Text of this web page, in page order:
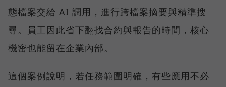
態檔案交給 AI 調用，進行跨檔案摘要與精準搜
尋。員工因此省下翻找合約與報告的時間，核心
機密也能留在企業內部。
這個案例說明，若任務範圍明確，有些應用不必